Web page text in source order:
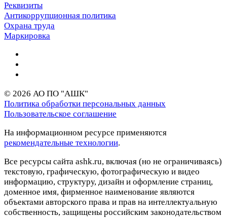
Реквизиты
Антикоррупционная политика
Охрана труда
Маркировка
© 2026 АО ПО "АШК"
Политика обработки персональных данных
Пользовательское соглашение
На информационном ресурсе применяются
рекомендательные технологии.
Все ресурсы сайта ashk.ru, включая (но не ограничиваясь)
текстовую, графическую, фотографическую и видео
информацию, структуру, дизайн и оформление страниц,
доменное имя, фирменное наименование являются
объектами авторского права и прав на интеллектуальную
собственность, защищены российским законодательством